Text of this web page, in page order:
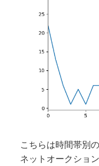
こちらは時間帯別の
ネットオークショ